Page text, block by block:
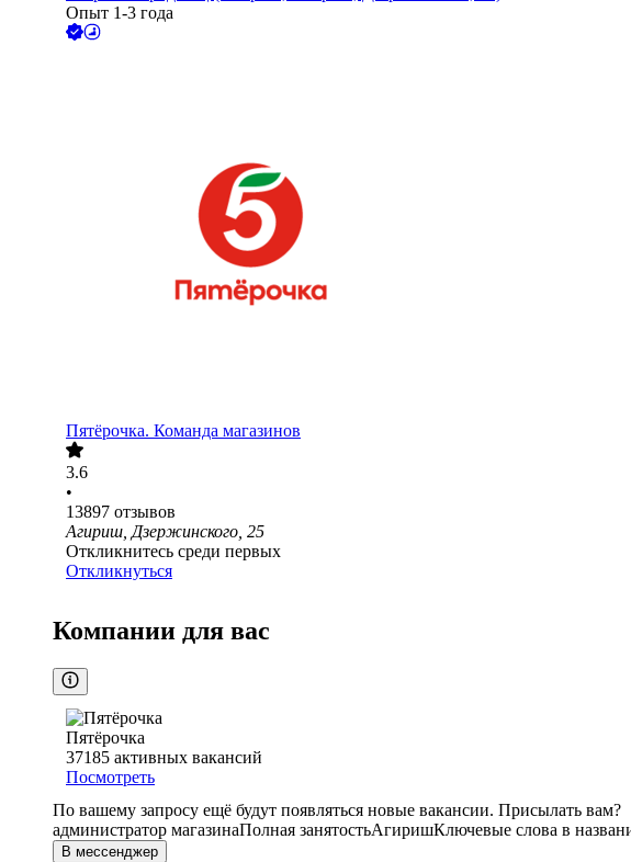
Опыт 1-3 года
Пятёрочка. Команда магазинов
3.6
•
13897 отзывов
Агириш, Дзержинского, 25
Откликнитесь среди первых
Откликнуться
Компании для вас
Пятёрочка
37185 активных вакансий
Посмотреть
По вашему запросу ещё будут появляться новые вакансии. Присылать вам?
администратор магазинаПолная занятостьАгиришКлючевые слова в
В мессенджер